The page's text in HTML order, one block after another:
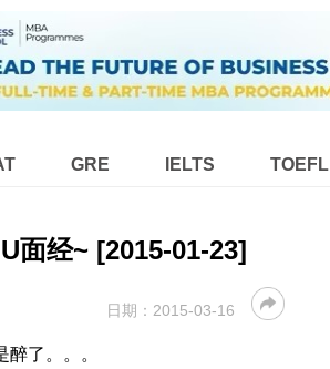
GRE IELTS TOEFL
面经~ [2015-01-23]
日期： 2015-03-16
了。。。